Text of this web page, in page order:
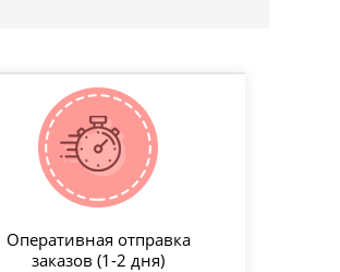
Оперативная отправка
заказов (1-2 дня)